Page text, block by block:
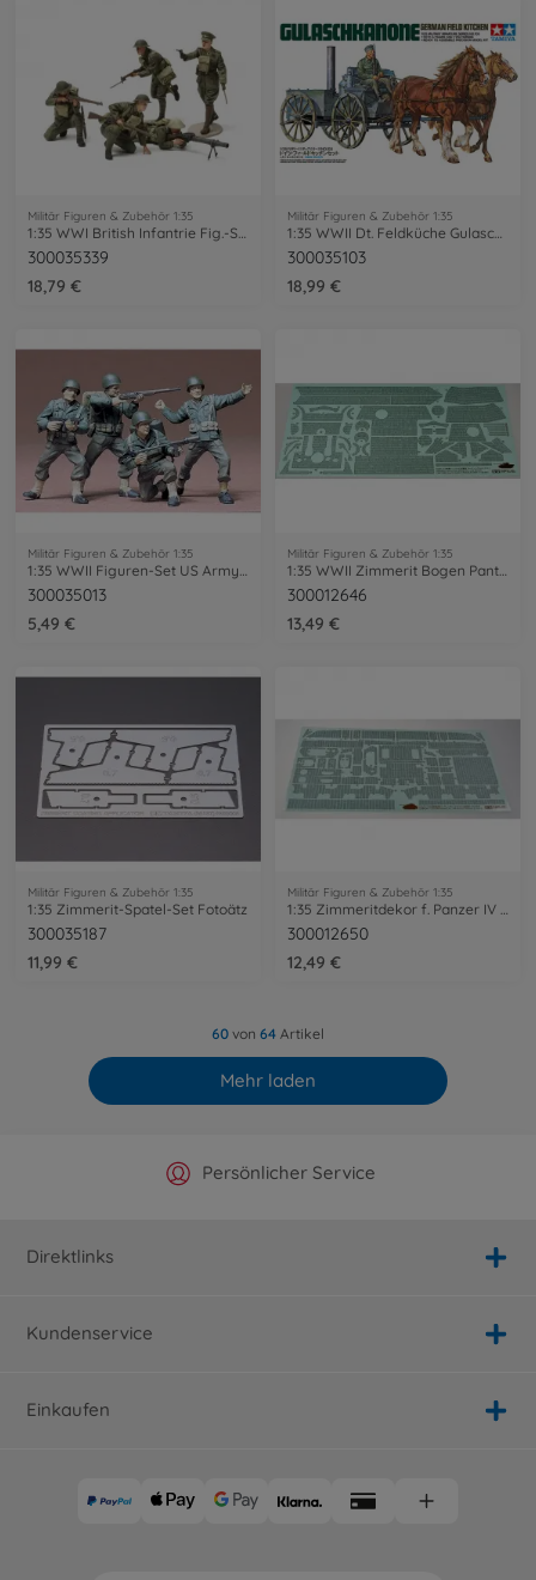
Militär Figuren & Zubehör 1:35
300035339
18,79 €
Militär Figuren & Zubehör 1:35
300035103
18,99 €
Militär Figuren & Zubehör 1:35
1:35 WWII Figuren-Set US Army Infant.(4)
300035013
5,49 €
Militär Figuren & Zubehör 1:35
1:35 WWII Zimmerit Bogen Panther G Early
300012646
13,49 €
Militär Figuren & Zubehör 1:35
1:35 Zimmerit-Spatel-Set Fotoätz
300035187
11,99 €
Militär Figuren & Zubehör 1:35
300012650
12,49 €
60 von 64 Artikel
Mehr laden
Offizieller Hersteller Shop
Persönlicher Service
Versandkostenfrei ab 25€
Schnelle Lieferung
Direktlinks
Kundenservice
Einkaufen